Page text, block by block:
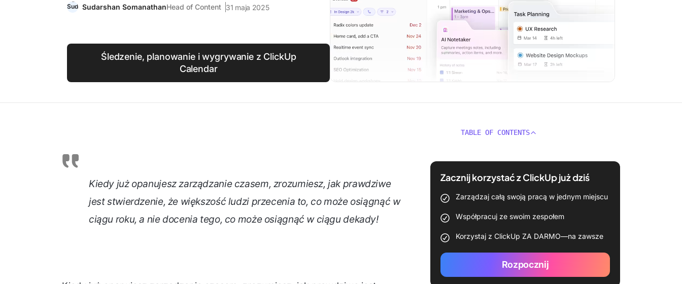
Sudarshan SomanathanHead of Content 31 maja 2025
Śledzenie, planowanie i wygrywanie z ClickUp
Calendar
Kiedy już opanujesz zarządzanie czasem, zrozumiesz, jak prawdziwe
jest stwierdzenie, że większość ludzi przecenia to, co może osiągnąć w
ciągu roku, a nie docenia tego, co może osiągnąć w ciągu dekady!
TABLE OF CONTENTS
Zacznij korzystać z ClickUp już dziś
Zarządzaj całą swoją pracą w jednym miejscu
Współpracuj ze swoim zespołem
Korzystaj z ClickUp ZA DARMO—na zawsze
Rozpocznij